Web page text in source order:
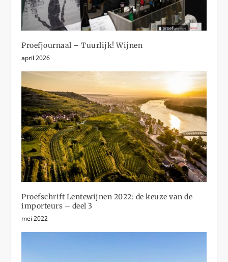
Proefjournaal – Tuurlijk! Wijnen
april 2026
Proefschrift Lentewijnen 2022: de keuze van de
importeurs – deel 3
mei 2022